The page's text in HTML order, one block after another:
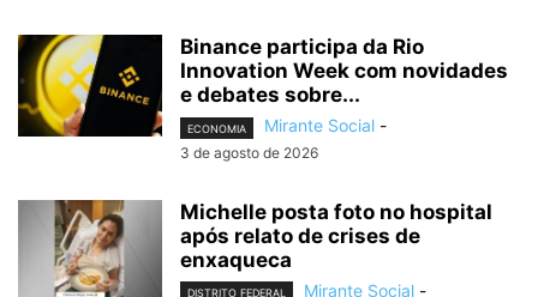
Binance participa da Rio
Innovation Week com novidades
e debates sobre...
ECONOMIA Mirante Social -
3 de agosto de 2026
Michelle posta foto no hospital
após relato de crises de
enxaqueca
DISTRITO FEDERAL Mirante Social -